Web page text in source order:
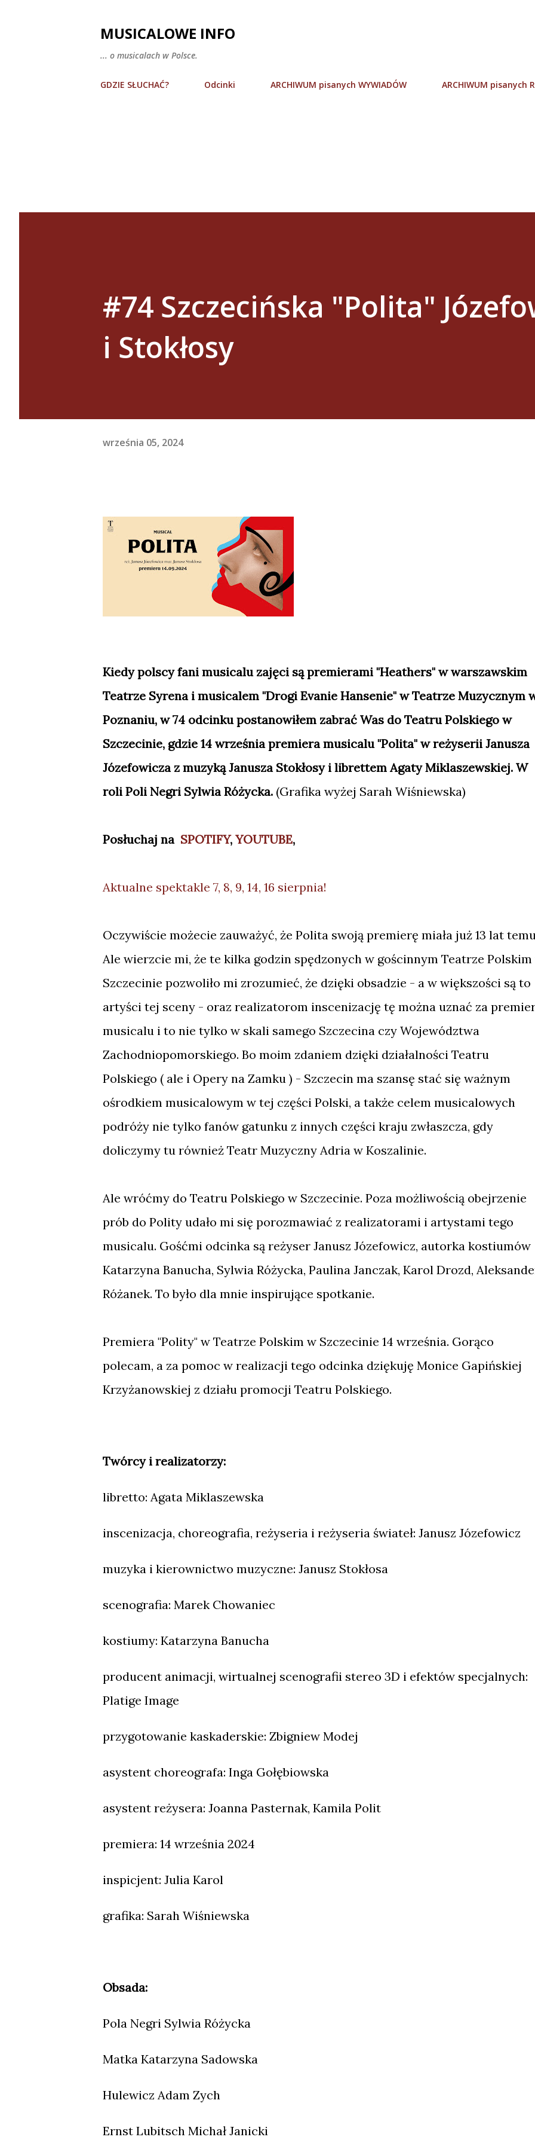
MUSICALOWE INFO
... o musicalach w Polsce.
GDZIE SŁUCHAĆ? Odcinki ARCHIWUM pisanych WYWIADÓW ARCHIWUM pisanych
#74 Szczecińska "Polita"
i Stokłosy
września 05, 2024
Kiedy polscy fani musicalu zajęci są premierami "Heathers" w warszawskim
Teatrze Syrena i musicalem "Drogi Evanie Hansenie" w Teatrze Muzycznym
Poznaniu, w 74 odcinku postanowiłem zabrać Was do Teatru Polskiego w
Szczecinie, gdzie 14 września premiera musicalu "Polita" w reżyserii Janusza
Józefowicza z muzyką Janusza Stokłosy i librettem Agaty Miklaszewskiej. W
roli Poli Negri Sylwia Różycka. (Grafika wyżej Sarah Wiśniewska)
Posłuchaj na SPOTIFY, YOUTUBE,
Aktualne spektakle 7, 8, 9, 14, 16 sierpnia!
Oczywiście możecie zauważyć, że Polita swoją premierę miała już 13 lat
Ale wierzcie mi, że te kilka godzin spędzonych w gościnnym Teatrze Polskim
Szczecinie pozwoliło mi zrozumieć, że dzięki obsadzie - a w większości są to
artyści tej sceny - oraz realizatorom inscenizację tę można uznać za
musicalu i to nie tylko w skali samego Szczecina czy Województwa
Zachodniopomorskiego. Bo moim zdaniem dzięki działalności Teatru
Polskiego ( ale i Opery na Zamku ) - Szczecin ma szansę stać się ważnym
ośrodkiem musicalowym w tej części Polski, a także celem musicalowych
podróży nie tylko fanów gatunku z innych części kraju zwłaszcza, gdy
doliczymy tu również Teatr Muzyczny Adria w Koszalinie.
Ale wróćmy do Teatru Polskiego w Szczecinie. Poza możliwością obejrzenie
prób do Polity udało mi się porozmawiać z realizatorami i artystami tego
musicalu. Gośćmi odcinka są reżyser Janusz Józefowicz, autorka kostiumów
Katarzyna Banucha, Sylwia Różycka, Paulina Janczak, Karol Drozd,
Różanek. To było dla mnie inspirujące spotkanie.
Premiera "Polity" w Teatrze Polskim w Szczecinie 14 września. Gorąco
polecam, a za pomoc w realizacji tego odcinka dziękuję Monice Gapińskiej
Krzyżanowskiej z działu promocji Teatru Polskiego.
Twórcy i realizatorzy:
libretto: Agata Miklaszewska
inscenizacja, choreografia, reżyseria i reżyseria świateł: Janusz Józefowicz
muzyka i kierownictwo muzyczne: Janusz Stokłosa
scenografia: Marek Chowaniec
kostiumy: Katarzyna Banucha
producent animacji, wirtualnej scenografii stereo 3D i efektów specjalnych:
Platige Image
przygotowanie kaskaderskie: Zbigniew Modej
asystent choreografa: Inga Gołębiowska
asystent reżysera: Joanna Pasternak, Kamila Polit
premiera: 14 września 2024
inspicjent: Julia Karol
grafika: Sarah Wiśniewska
Obsada:
Pola Negri Sylwia Różycka
Matka Katarzyna Sadowska
Hulewicz Adam Zych
Ernst Lubitsch Michał Janicki